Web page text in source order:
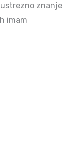
znanje
imam